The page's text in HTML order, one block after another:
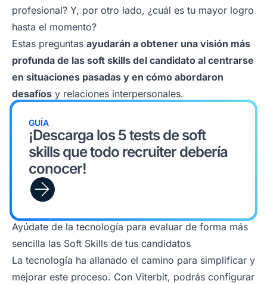
profesional? Y, por otro lado, ¿cuál es tu mayor logro
hasta el momento?
Estas preguntas ayudarán a obtener una visión más
profunda de las soft skills del candidato al centrarse
en situaciones pasadas y en cómo abordaron
desafíos y relaciones interpersonales.
GUÍA
¡Descarga los 5 tests de soft
skills que todo recruiter debería
conocer!
Ayúdate de la tecnología para evaluar de forma más
sencilla las Soft Skills de tus candidatos
La tecnología ha allanado el camino para simplificar y
mejorar este proceso. Con Viterbit, podrás configurar